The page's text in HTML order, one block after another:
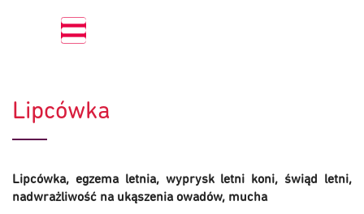
Lipcówka
Lipcówka, egzema letnia, wyprysk letni koni, świąd letni,
nadwrażliwość na ukąszenia owadów, mucha